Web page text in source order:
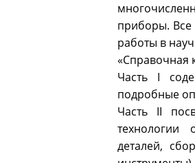
приборы.
работы в
«Справочная
Часть I
подробные
Часть II
технологии
деталей,